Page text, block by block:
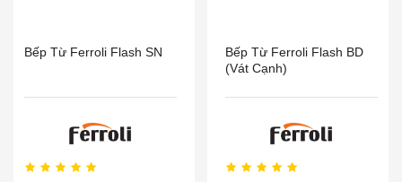
Bếp Từ Ferroli Flash SN
Bếp Từ Ferroli Flash BD
(vát Cạnh)